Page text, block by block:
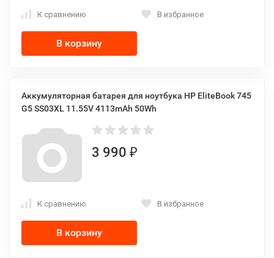
К сравнению В избранное
В корзину
Аккумуляторная батарея для ноутбука HP EliteBook 745
G5 SS03XL 11.55V 4113mAh 50Wh
3 990 ₽
К сравнению В избранное
В корзину